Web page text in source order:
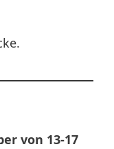
von 13-17